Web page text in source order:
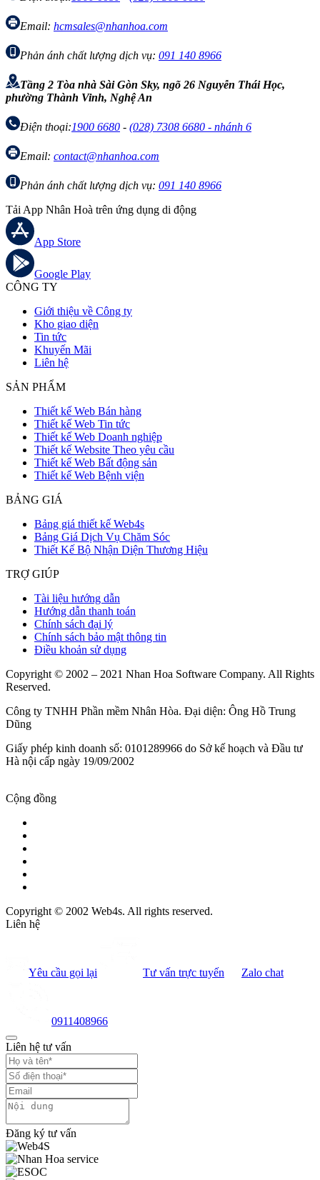
Email: hcmsales@nhanhoa.com
Phản ánh chất lượng dịch vụ: 091 140 8966
Tầng 2 Tòa nhà Sài Gòn Sky, ngõ 26 Nguyễn Thái Học,
phường Thành Vinh, Nghệ An
Điện thoại:1900 6680 - (028) 7308 6680 - nhánh 6
Email: contact@nhanhoa.com
Phản ánh chất lượng dịch vụ: 091 140 8966
Tải App Nhân Hoà trên ứng dụng di động
App Store
Google Play
CÔNG TY
Giới thiệu về Công ty
Kho giao diện
Tin tức
Khuyến Mãi
Liên hệ
SẢN PHẨM
Thiết kế Web Bán hàng
Thiết kế Web Tin tức
Thiết kế Web Doanh nghiệp
Thiết kế Website Theo yêu cầu
Thiết kế Web Bất động sản
Thiết kế Web Bệnh viện
BẢNG GIÁ
Bảng giá thiết kế Web4s
Bảng Giá Dịch Vụ Chăm Sóc
Thiết Kế Bộ Nhận Diện Thương Hiệu
TRỢ GIÚP
Tài liệu hướng dẫn
Hướng dẫn thanh toán
Chính sách đại lý
Chính sách bảo mật thông tin
Điều khoản sử dụng
Copyright © 2002 – 2021 Nhan Hoa Software Company. All Rights
Reserved.
Công ty TNHH Phần mềm Nhân Hòa. Đại diện: Ông Hồ Trung
Dũng
Giấy phép kinh doanh số: 0101289966 do Sở kế hoạch và Đầu tư
Hà nội cấp ngày 19/09/2002
Cộng đồng
Copyright © 2002 Web4s. All rights reserved.
Liên hệ
Yêu cầu gọi lại Tư vấn trực tuyến Zalo chat
0911408966
Liên hệ tư vấn
Đăng ký tư vấn